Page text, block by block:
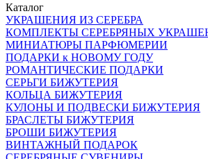
Каталог
УКРАШЕНИЯ ИЗ СЕРЕБРА
КОМПЛЕКТЫ СЕРЕБРЯНЫХ
МИНИАТЮРЫ ПАРФЮМЕРИИ
ПОДАРКИ к НОВОМУ ГОДУ
РОМАНТИЧЕСКИЕ ПОДАРКИ
СЕРЬГИ БИЖУТЕРИЯ
КОЛЬЦА БИЖУТЕРИЯ
КУЛОНЫ И ПОДВЕСКИ БИЖУТЕРИЯ
БРАСЛЕТЫ БИЖУТЕРИЯ
БРОШИ БИЖУТЕРИЯ
ВИНТАЖНЫЙ ПОДАРОК